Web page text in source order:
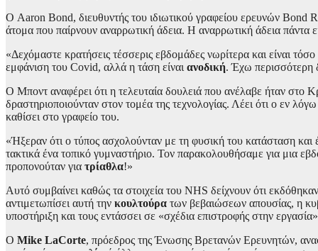
Ο Aaron Bond, διευθυντής του ιδιωτικού γραφείου ερευνών Bond
άτομα που παίρνουν αναρρωτική άδεια. Η αναρρωτική άδεια πάντα
«Δεχόμαστε κρατήσεις τέσσερις εβδομάδες νωρίτερα και είναι
εμφάνιση του Covid, αλλά η τάση είναι ανοδική. Έχω περισσότερη
Ο Μποντ αναφέρει ότι η τελευταία δουλειά που ανέλαβε ήταν στο
δραστηριοποιούνταν στον τομέα της τεχνολογίας. Λέει ότι ο εν
καθίσει στο γραφείο του.
«Ήξεραν ότι ο τύπος ασχολούνταν με τη φυσική του κατάσταση και
τακτικά ένα τοπικό γυμναστήριο. Τον παρακολουθήσαμε για μια
προπονούταν για τρίαθλα!»
Αυτό συμβαίνει καθώς τα στοιχεία του NHS δείχνουν ότι εκδόθηκαν
αντιμετωπίσει αυτή την κουλτούρα των βεβαιώσεων απουσίας, η
υποστήριξη και τους εντάσσει σε «σχέδια επιστροφής στην
Ο Mike LaCorte, πρόεδρος της Ένωσης Βρετανών Ερευνητών,